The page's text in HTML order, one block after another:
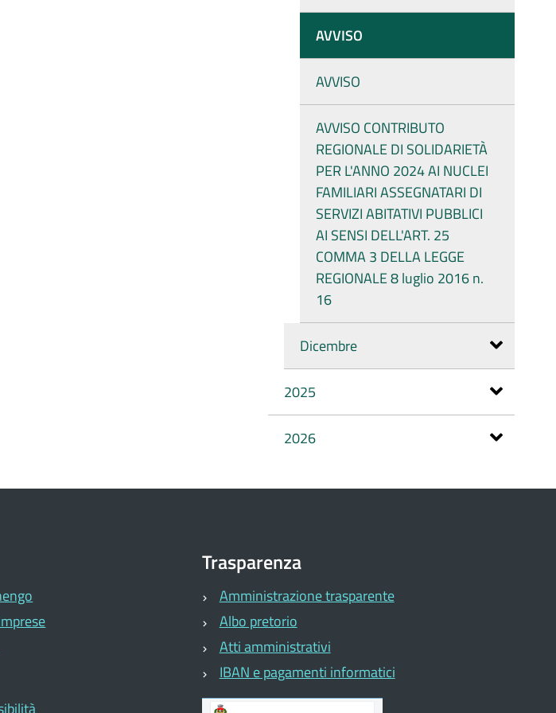
AVVISO
AVVISO
AVVISO CONTRIBUTO
REGIONALE DI SOLIDARIETÀ
PER L'ANNO 2024 AI NUCLEI
FAMILIARI ASSEGNATARI DI
SERVIZI ABITATIVI PUBBLICI
AI SENSI DELL'ART. 25
COMMA 3 DELLA LEGGE
REGIONALE 8 luglio 2016 n.
16
Dicembre
2025
2026
Trasparenza
Amministrazione trasparente
Albo pretorio
Atti amministrativi
IBAN e pagamenti informatici